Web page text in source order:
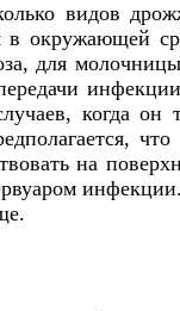
видов
в окружающей
для
когда он
что
на